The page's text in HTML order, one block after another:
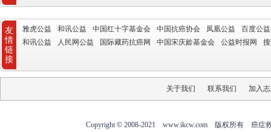
友
情
链
接
雅虎公益 和讯公益 中国红十字基金会 中国抗癌协会 凤凰公益
百度公益
和讯公益
人民网公益 国际藏药抗癌网 中国宋庆龄基金会 公益时报网
关于我们 联系我们 加入
Copyright © 2008-2021 www.ikcw.com 版权所有 癌症